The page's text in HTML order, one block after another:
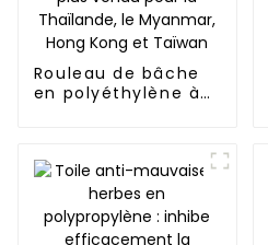
Rouleau de bâche
en polyéthylène à
Thaïlande, le
Myanmar, Hong
Kong et Taïwan